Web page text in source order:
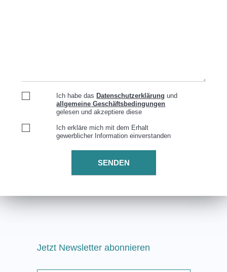
Ich habe das Datenschutzerklärung und
allgemeine Geschäftsbedingungen
gelesen und akzeptiere diese
Ich erkläre mich mit dem Erhalt
gewerblicher Information einverstanden
Jetzt Newsletter abonnieren